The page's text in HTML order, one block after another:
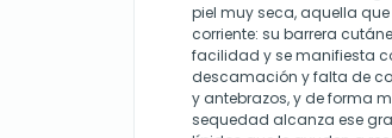
piel muy seca, aquella
corriente: su barrera
facilidad y se manifiesta
descamación y falta de
y antebrazos, y de forma
sequedad alcanza ese